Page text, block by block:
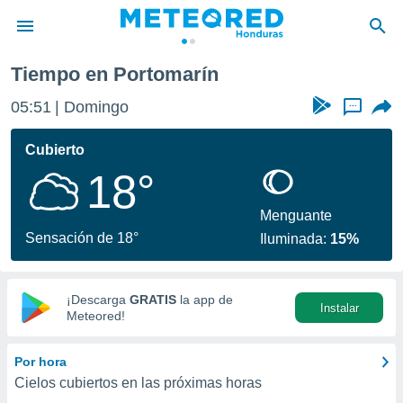
de
ha sido
que se
calidad.
a este
las
y
digital
basada
Tiempo en Portomarín
05:51 Domingo ...
Cubierto
18°
Sensación de 18°
Menguante
Iluminada: 15%
¡Descarga GRATIS la app de
Meteored!
Instalar
Por hora
Cielos cubiertos en las próximas horas